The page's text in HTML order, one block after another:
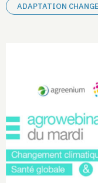
ADAPTATION